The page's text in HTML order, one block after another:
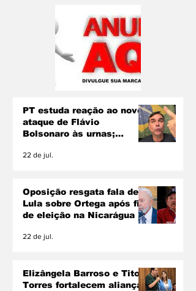
PT estuda reação ao novo
ataque de Flávio
Bolsonaro às urnas;
inelegibilidade
22 de jul.
Oposição resgata fala de
Lula sobre Ortega após fim
de eleição na Nicarágua
22 de jul.
Elizângela Barroso e Tito
Torres fortalecem alianças